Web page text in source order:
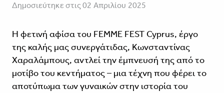
Δημοσιεύτηκε στις 02 Απριλίου 2025
Η φετινή αφίσα του FEMME FEST Cyprus, έργο
της καλής μας συνεργάτιδας, Κωνσταντίνας
Χαραλάμπους, αντλεί την έμπνευσή της από το
μοτίβο του κεντήματος – μια τέχνη που φέρει το
αποτύπωμα των γυναικών στην ιστορία του